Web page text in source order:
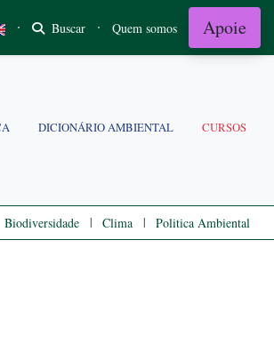
· Buscar · Quem somos Apoie
DICIONÁRIO AMBIENTAL CURSOS
Biodiversidade | Clima | Politica Ambiental